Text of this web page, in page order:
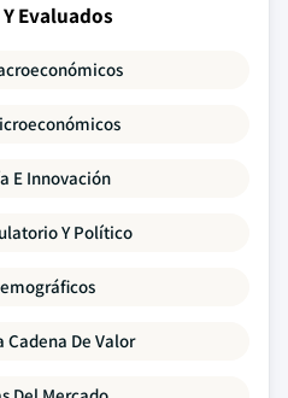
Evaluados
E Innovación
Y Político
Cadena De Valor